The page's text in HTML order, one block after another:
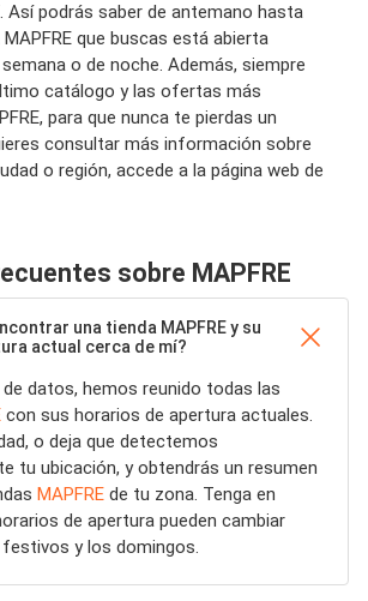
Así podrás saber de antemano hasta
que buscas está abierta
o de noche. Además, siempre
catálogo y las ofertas más
para que nunca te pierdas un
consultar más información sobre
o región, accede a la página web de
sobre MAPFRE
una tienda MAPFRE y su
actual cerca de mí?
datos, hemos reunido todas las
con sus horarios de apertura actuales.
o deja que detectemos
tu ubicación, y obtendrás un resumen
MAPFRE de tu zona. Tenga en
de apertura pueden cambiar
y los domingos.